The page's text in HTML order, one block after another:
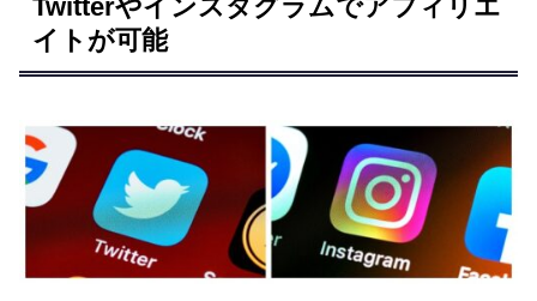
Twitterやインスタグラムでアフィリエ
イトが可能